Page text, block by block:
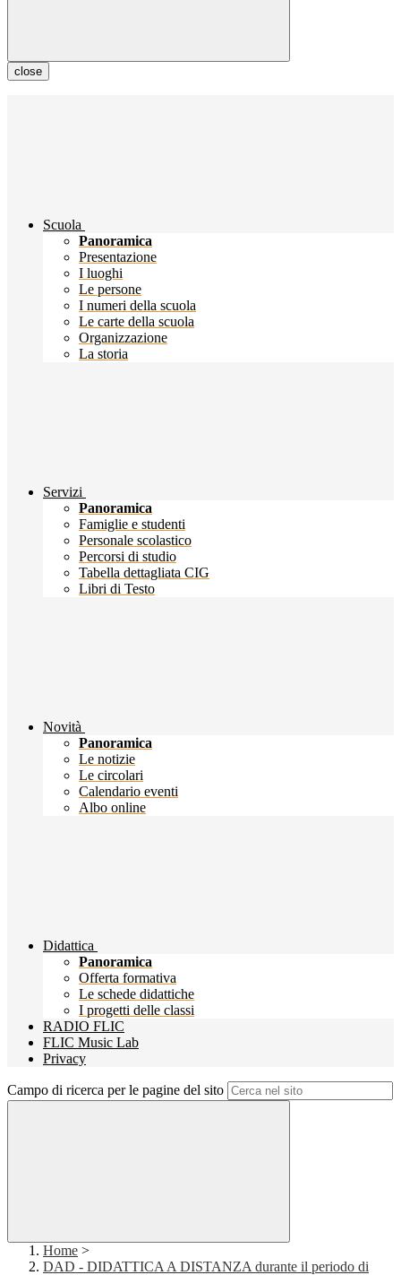
close
Scuola
Panoramica
Presentazione
I luoghi
Le persone
I numeri della scuola
Le carte della scuola
Organizzazione
La storia
Servizi
Panoramica
Famiglie e studenti
Personale scolastico
Percorsi di studio
Tabella dettagliata CIG
Libri di Testo
Novità
Panoramica
Le notizie
Le circolari
Calendario eventi
Albo online
Didattica
Panoramica
Offerta formativa
Le schede didattiche
I progetti delle classi
RADIO FLIC
FLIC Music Lab
Privacy
Campo di ricerca per le pagine del sito
Home >
DAD - DIDATTICA A DISTANZA durante il periodo di